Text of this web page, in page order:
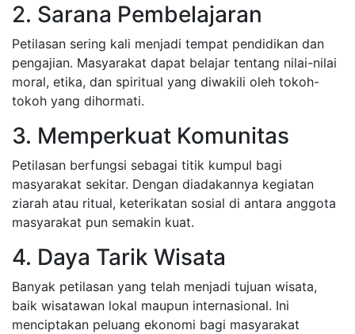
2. Sarana Pembelajaran
Petilasan sering kali menjadi tempat pendidikan dan
pengajian. Masyarakat dapat belajar tentang nilai-nilai
moral, etika, dan spiritual yang diwakili oleh tokoh-
tokoh yang dihormati.
3. Memperkuat Komunitas
Petilasan berfungsi sebagai titik kumpul bagi
masyarakat sekitar. Dengan diadakannya kegiatan
ziarah atau ritual, keterikatan sosial di antara anggota
masyarakat pun semakin kuat.
4. Daya Tarik Wisata
Banyak petilasan yang telah menjadi tujuan wisata,
baik wisatawan lokal maupun internasional. Ini
menciptakan peluang ekonomi bagi masyarakat